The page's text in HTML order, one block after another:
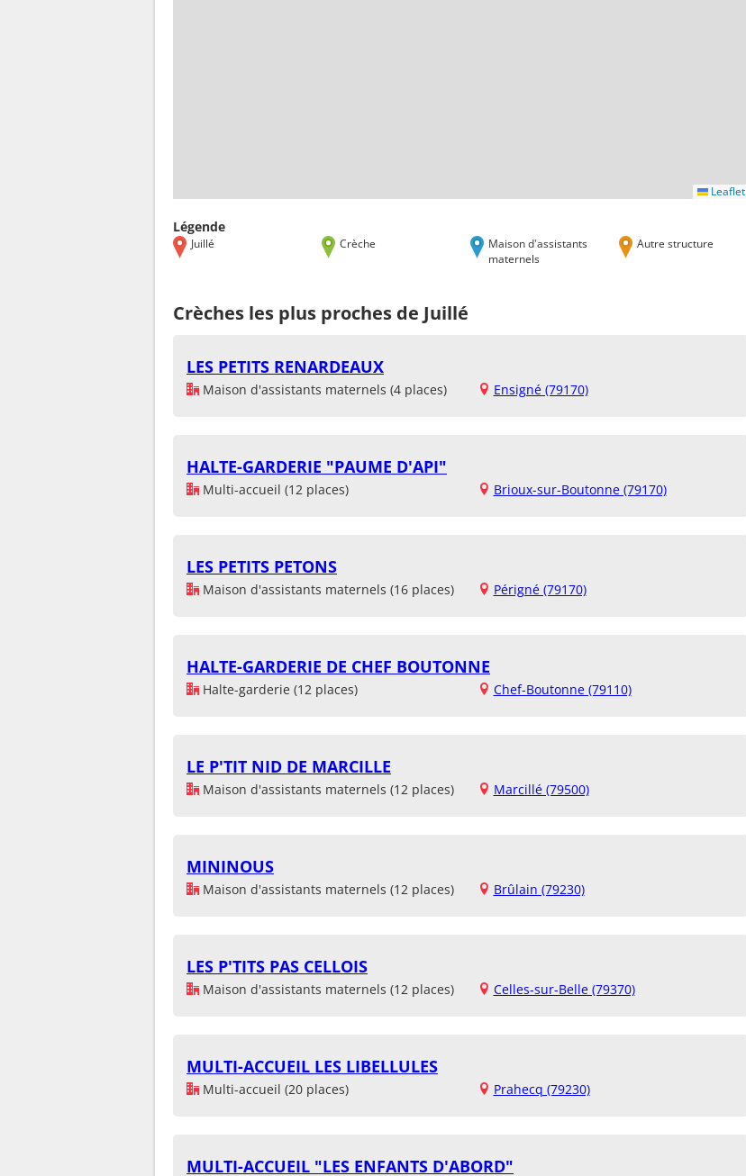
Leaflet
Légende
Juillé Crèche
Maison d'assistants
maternels
Autre structure
Crèches les plus proches de Juillé
LES PETITS RENARDEAUX
Maison d'assistants maternels (4 places) Ensigné (79170)
HALTE-GARDERIE "PAUME D'API"
Multi-accueil (12 places) Brioux-sur-Boutonne (79170)
LES PETITS PETONS
Maison d'assistants maternels (16 places) Périgné (79170)
HALTE-GARDERIE DE CHEF BOUTONNE
Halte-garderie (12 places) Chef-Boutonne (79110)
LE P'TIT NID DE MARCILLE
Maison d'assistants maternels (12 places) Marcillé (79500)
MININOUS
Maison d'assistants maternels (12 places) Brûlain (79230)
LES P'TITS PAS CELLOIS
Maison d'assistants maternels (12 places) Celles-sur-Belle (79370)
MULTI-ACCUEIL LES LIBELLULES
Multi-accueil (20 places) Prahecq (79230)
MULTI-ACCUEIL "LES ENFANTS D'ABORD"